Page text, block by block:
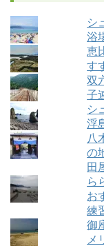
シ
浴
恵
す
双
子
シ
浮
八
の
田
ら
お
練
御
メ